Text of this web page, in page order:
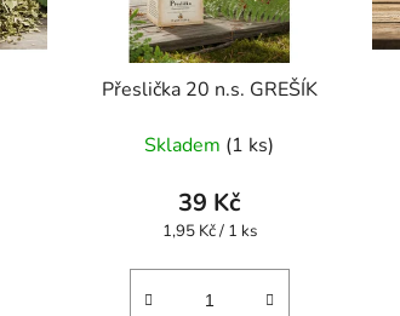
Přeslička 20 n.s. GREŠÍK
Skladem (1 ks)
39 Kč
Měrná
1,95 Kč / 1 ks